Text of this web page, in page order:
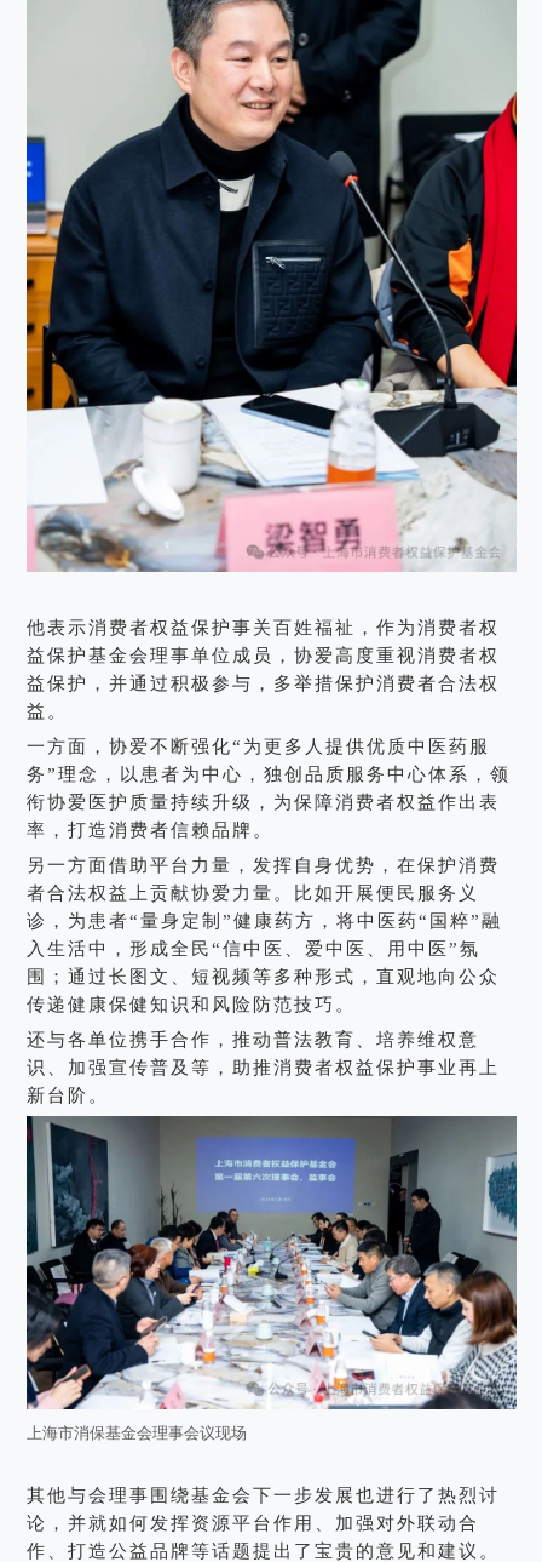
他表示消费者权益保护事关百姓福祉，作为消费者权
益保护基金会理事单位成员，协爱高度重视消费者权
益保护，并通过积极参与，多举措保护消费者合法权
益。
一方面，协爱不断强化“为更多人提供优质中医药服
务”理念，以患者为中心，独创品质服务中心体系，领
衔协爱医护质量持续升级，为保障消费者权益作出表
率，打造消费者信赖品牌。
另一方面借助平台力量，发挥自身优势，在保护消费
者合法权益上贡献协爱力量。比如开展便民服务义
诊，为患者“量身定制”健康药方，将中医药“国粹”融
入生活中，形成全民“信中医、爱中医、用中医”氛
围；通过长图文、短视频等多种形式，直观地向公众
传递健康保健知识和风险防范技巧。
还与各单位携手合作，推动普法教育、培养维权意
识、加强宣传普及等，助推消费者权益保护事业再上
新台阶。
上海市消保基金会理事会议现场
其他与会理事围绕基金会下一步发展也进行了热烈讨
论，并就如何发挥资源平台作用、加强对外联动合
作、打造公益品牌等话题提出了宝贵的意见和建议。